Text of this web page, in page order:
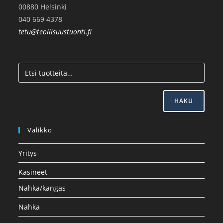
00880 Helsinki
040 669 4378
tetu@teollisuustuonti.fi
HAKU
Valikko
Yritys
Käsineet
Nahka/kangas
Nahka